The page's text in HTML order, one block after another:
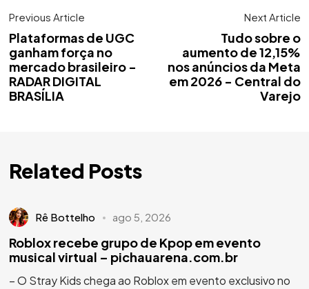
Previous Article
Plataformas de UGC
ganham força no
mercado brasileiro -
RADAR DIGITAL
BRASÍLIA
Next Article
Tudo sobre o
aumento de 12,15%
nos anúncios da Meta
em 2026 - Central do
Varejo
Related Posts
Rê Bottelho ago 5, 2026
Roblox recebe grupo de Kpop em evento
musical virtual – pichauarena.com.br
– O Stray Kids chega ao Roblox em evento exclusivo no